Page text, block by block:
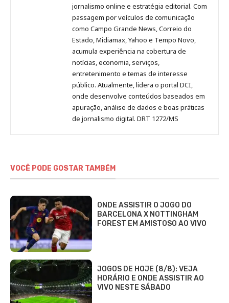
Pinterest
LinkedInInstagram
FacebookMalagolini
jornalismo online e estratégia editorial. Com
passagem por veículos de comunicação
como Campo Grande News, Correio do
Estado, Midiamax, Yahoo e Tempo Novo,
acumula experiência na cobertura de
notícias, economia, serviços,
entretenimento e temas de interesse
público. Atualmente, lidera o portal DCI,
onde desenvolve conteúdos baseados em
apuração, análise de dados e boas práticas
de jornalismo digital. DRT 1272/MS
VOCÊ PODE GOSTAR TAMBÉM
ONDE ASSISTIR O JOGO DO
BARCELONA X NOTTINGHAM
FOREST EM AMISTOSO AO VIVO
JOGOS DE HOJE (8/8): VEJA
HORÁRIO E ONDE ASSISTIR AO
VIVO NESTE SÁBADO